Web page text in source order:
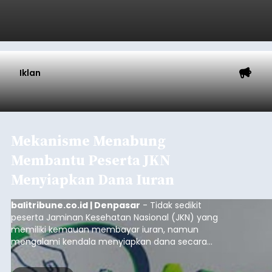
Iklan
Mekanisme Menabung
Membantu Peserta JKN
Menyiapkan Dana Iuran
balitribune.co.id | Denpasar - Tidak sedikit
peserta Jaminan Kesehatan Nasional (JKN) yang
memiliki kemauan membayar iuran, namun
mengalami kendala menyiapkan dana secara
penuh saat jatuh tempo pembayaran iuran.
Kondisi ini terutama dialami oleh peserta